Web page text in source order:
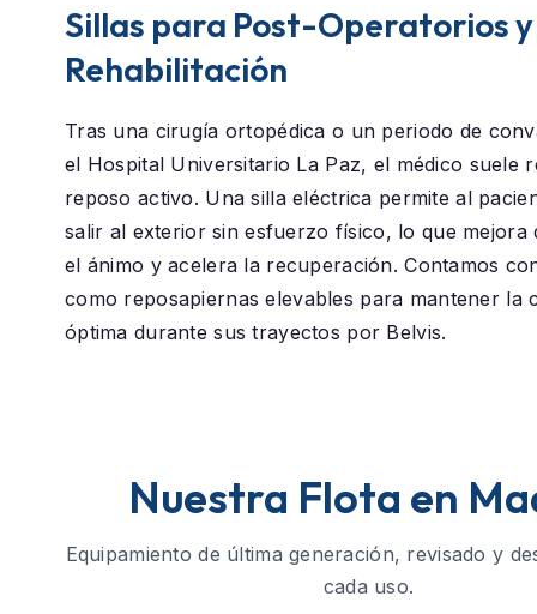
Sillas para Post-Operatorios y
Rehabilitación
Tras una cirugía ortopédica o un periodo de
el Hospital Universitario La Paz, el médico suele
reposo activo. Una silla eléctrica permite al
salir al exterior sin esfuerzo físico, lo que mejora
el ánimo y acelera la recuperación. Contamos
como reposapiernas elevables para mantener la
óptima durante sus trayectos por Belvis.
Nuestra Flota en
Equipamiento de última generación, revisado y
cada uso.